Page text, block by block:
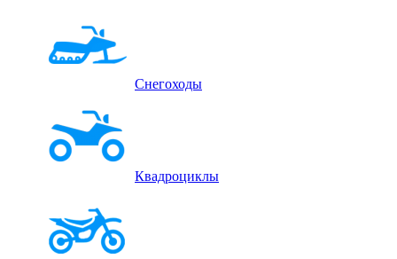
Снегоходы
Квадроциклы